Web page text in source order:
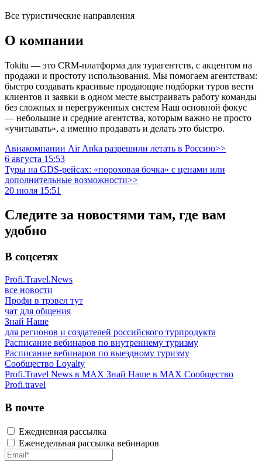
Все туристические направления
О компании
Tokitu — это CRM-платформа для турагентств, с акцентом на
продажи и простоту использования. Мы помогаем агентствам:
быстро создавать красивые продающие подборки туров вести
клиентов и заявки в одном месте выстраивать работу команды
без сложных и перегруженных систем Наш основной фокус
— небольшие и средние агентства, которым важно не просто
«учитывать», а именно продавать и делать это быстро.
Авиакомпании Air Anka разрешили летать в Россию>>
6 августа 15:53
Туры на GDS-рейсах: «пороховая бочка» с ценами или
дополнительные возможности>>
20 июля 15:51
Следите за новостями там, где вам
удобно
В соцсетях
Profi.Travel.News
все новости
Профи в трэвел тут
чат для общения
Знай Наше
для регионов и создателей российского турпродукта
Расписание вебинаров по внутреннему туризму
Расписание вебинаров по выездному туризму
Сообщество Loyalty
Profi.Travel News в MAX Знай Наше в MAX Сообщество
Profi.travel
В почте
Ежедневная рассылка
Еженедельная рассылка вебинаров